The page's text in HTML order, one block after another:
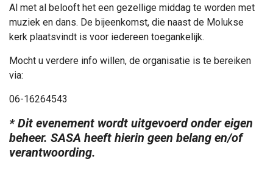
Al met al belooft het een gezellige middag te worden met
muziek en dans. De bijeenkomst, die naast de Molukse
kerk plaatsvindt is voor iedereen toegankelijk.
Mocht u verdere info willen, de organisatie is te bereiken
via:
06-16264543
* Dit evenement wordt uitgevoerd onder eigen
beheer. SASA heeft hierin geen belang en/of
verantwoording.